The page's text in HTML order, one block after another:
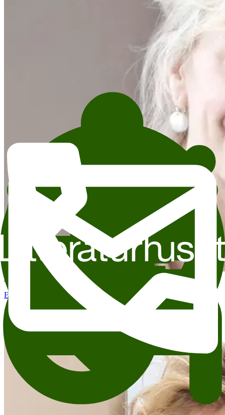
Aug 25
7:00 PM
Everyday Heroes: Elizabeth Strout
Det Norske Teatret (Kristian IVs gate 8)
Litteraturhuset